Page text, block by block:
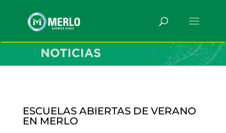
ESCUELAS ABIERTAS DE VERANO
EN MERLO